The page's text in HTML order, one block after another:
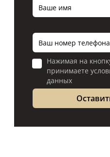
Нажимая на
принимаете
данных